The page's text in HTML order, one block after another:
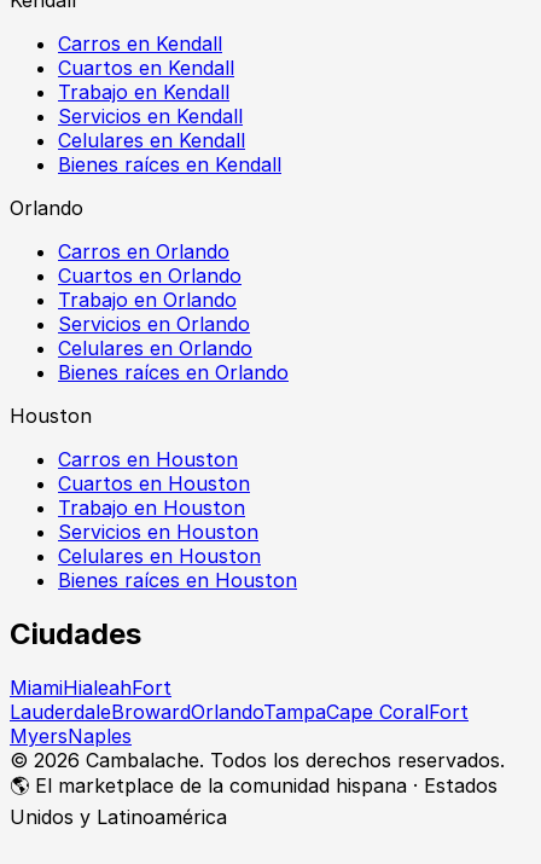
Carros en Kendall
Cuartos en Kendall
Trabajo en Kendall
Servicios en Kendall
Celulares en Kendall
Bienes raíces en Kendall
Orlando
Carros en Orlando
Cuartos en Orlando
Trabajo en Orlando
Servicios en Orlando
Celulares en Orlando
Bienes raíces en Orlando
Houston
Carros en Houston
Cuartos en Houston
Trabajo en Houston
Servicios en Houston
Celulares en Houston
Bienes raíces en Houston
Ciudades
MiamiHialeahFort
LauderdaleBrowardOrlandoTampaCape CoralFort
MyersNaples
© 2026 Cambalache. Todos los derechos reservados.
🌎 El marketplace de la comunidad hispana · Estados
Unidos y Latinoamérica